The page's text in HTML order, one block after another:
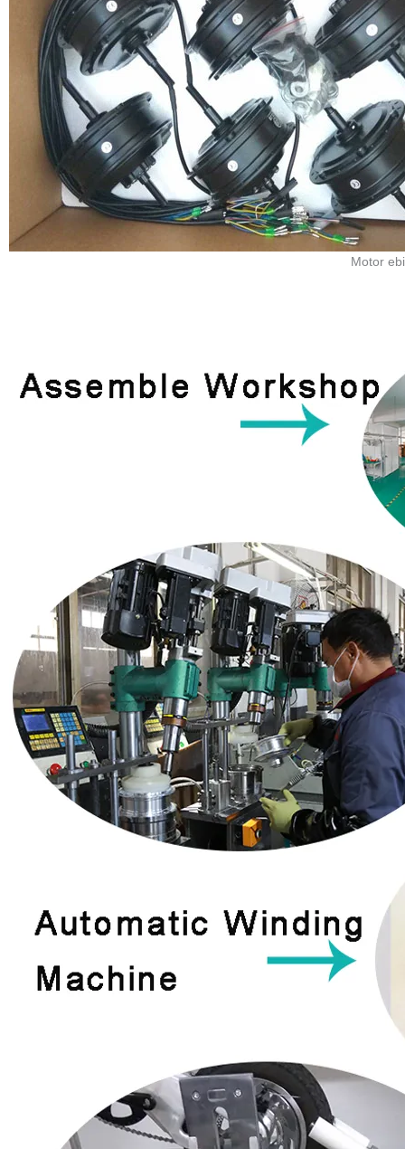
Motor ebike com engrenagem
500W 750W BLDC
motor de bicicleta eléctrica
BLDC de 250W de tamanho
mini